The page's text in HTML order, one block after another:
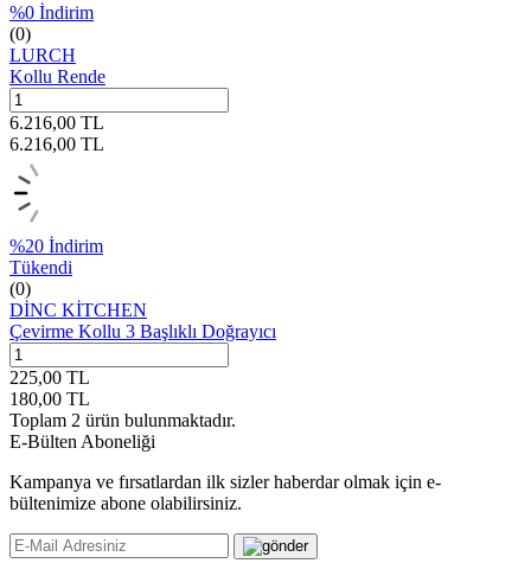
%0 İndirim
(0)
LURCH
Kollu Rende
6.216,00 TL
6.216,00 TL
%20 İndirim
Tükendi
(0)
DİNC KİTCHEN
Çevirme Kollu 3 Başlıklı Doğrayıcı
225,00 TL
180,00 TL
Toplam 2 ürün bulunmaktadır.
E-Bülten Aboneliği
Kampanya ve fırsatlardan ilk sizler haberdar olmak için e-
bültenimize abone olabilirsiniz.